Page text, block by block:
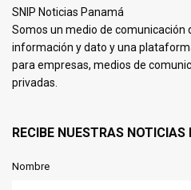
SNIP Noticias Panamá
Somos un medio de comunicación
información y dato y una
para empresas, medios de
privadas.
RECIBE NUESTRAS NOTICIAS
Nombre